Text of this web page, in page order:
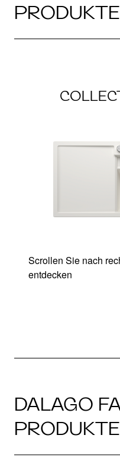
PRODUKTE
Scrollen Sie nach
entdecken
DALAGO
PRODUKTE